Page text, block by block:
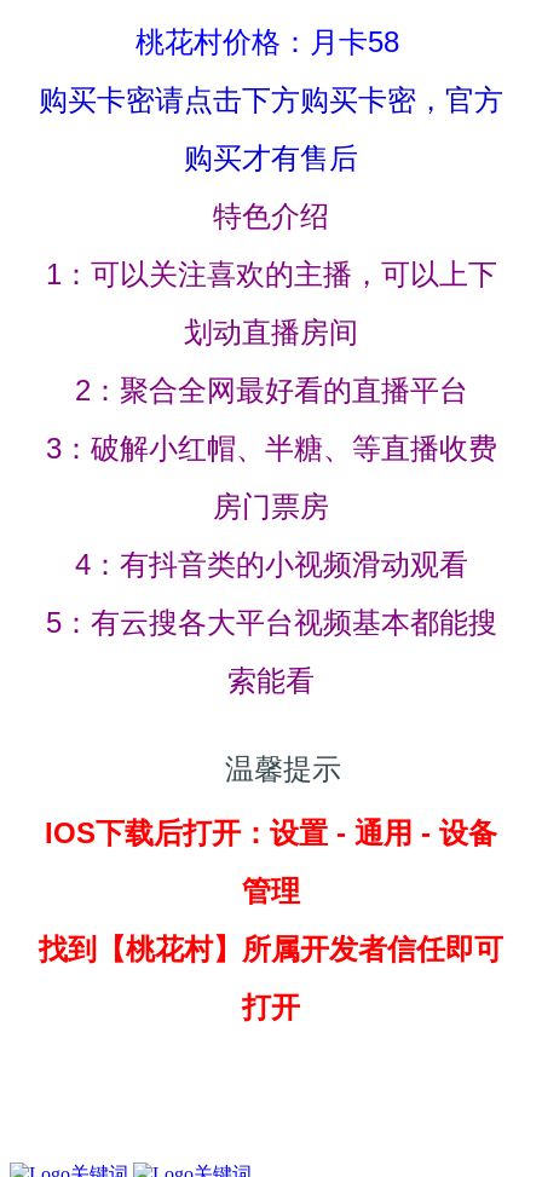
桃花村价格：月卡58
购买卡密请点击下方购买卡密，官方
购买才有售后
特色介绍
1：可以关注喜欢的主播，可以上下
划动直播房间
2：聚合全网最好看的直播平台
3：破解小红帽、半糖、等直播收费
房门票房
4：有抖音类的小视频滑动观看
5：有云搜各大平台视频基本都能搜
索能看
温馨提示
IOS下载后打开：设置 - 通用 - 设备
管理
找到
【桃花村】所属开发者信任即可
打开